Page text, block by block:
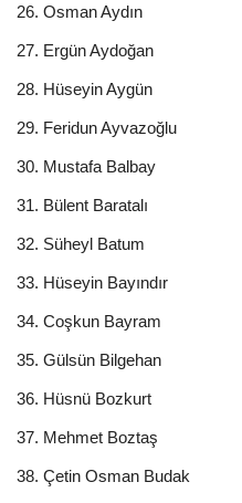
26. Osman Aydın
27. Ergün Aydoğan
28. Hüseyin Aygün
29. Feridun Ayvazoğlu
30. Mustafa Balbay
31. Bülent Baratalı
32. Süheyl Batum
33. Hüseyin Bayındır
34. Coşkun Bayram
35. Gülsün Bilgehan
36. Hüsnü Bozkurt
37. Mehmet Boztaş
38. Çetin Osman Budak